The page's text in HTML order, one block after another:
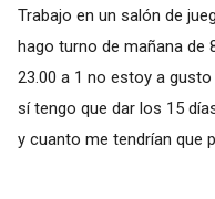
Trabajo en un salón de
hago turno de mañana de
23.00 a 1 no estoy a
sí tengo que dar los 15
y cuanto me tendrían que